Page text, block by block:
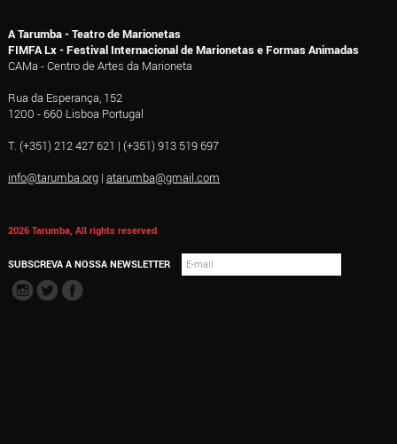
A Tarumba - Teatro de Marionetas
FIMFA Lx - Festival Internacional de Marionetas e Formas Animadas
CAMa - Centro de Artes da Marioneta
Rua da Esperança, 152
1200 - 660 Lisboa Portugal
T. (+351) 212 427 621 | (+351) 913 519 697
info@tarumba.org| atarumba@gmail.com
2026 Tarumba, All rights reserved
SUBSCREVA A NOSSA NEWSLETTER